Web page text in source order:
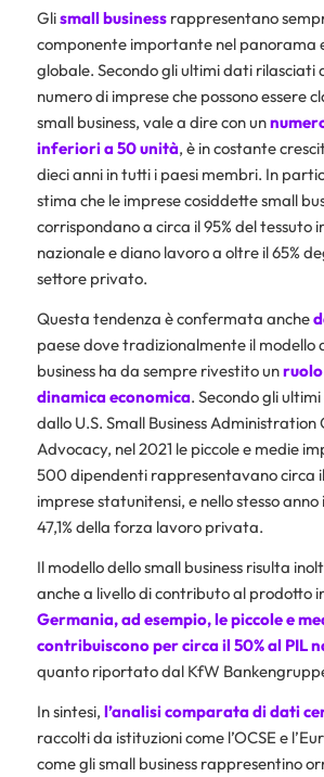
Glismall businessrappresentano
componente importante nel panorama
globale. Secondo gli ultimi dati rilasciati
numero di imprese che possono essere
small business, vale a dire con un
inferiori a 50 unità, è in costante
dieci anni in tutti i paesi membri. In
stima che le imprese cosiddette small
corrispondano a circa il 95% del tessuto
nazionale e diano lavoro a oltre il 65%
settore privato.
Questa tendenza è confermata anche
paese dove tradizionalmente il modello
business ha da sempre rivestito un
dinamica economica. Secondo gli
dallo U.S. Small Business Administration
Advocacy, nel 2021 le piccole e medie
500 dipendenti rappresentavano circa il
imprese statunitensi, e nello stesso
47,1% della forza lavoro privata.
Il modello dello small business risulta
anche a livello di contributo al prodotto
Germania, ad esempio, le piccole e
contribuiscono per circa il 50% al PIL
quanto riportato dal KfW
In sintesi, l’analisi comparata di dati
raccolti da istituzioni come l’OCSE e
come gli small business rappresentino